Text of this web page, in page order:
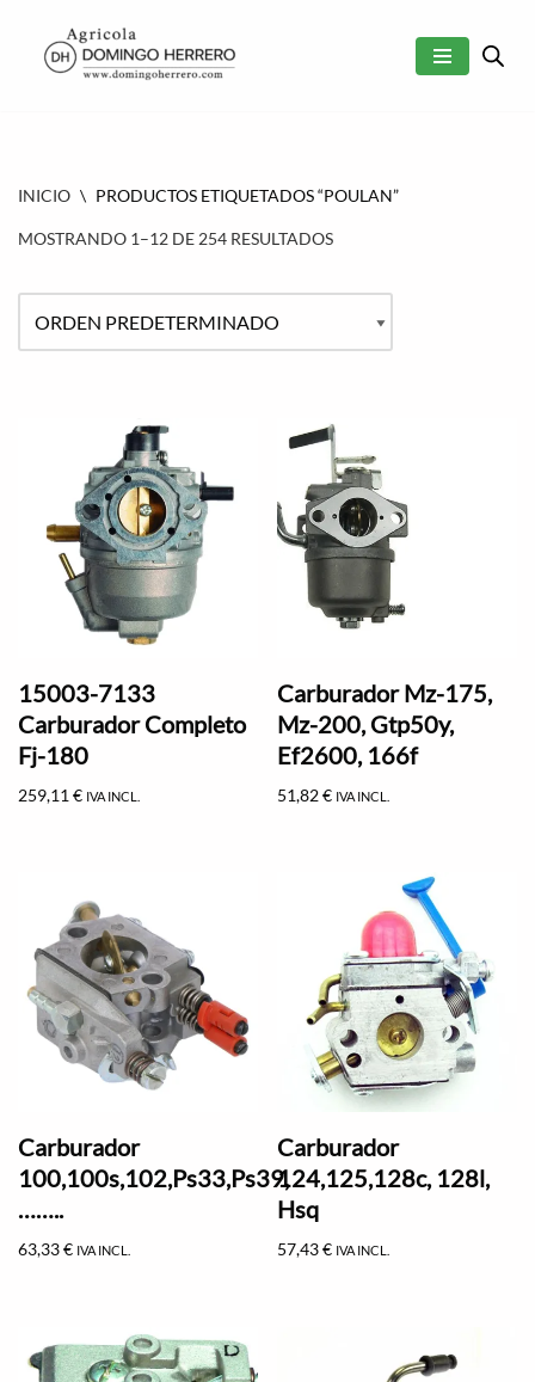
SALTAR
INICIO \ PRODUCTOS ETIQUETADOS “POULAN”
MOSTRANDO 1–12 DE 254 RESULTADOS
15003-7133
Carburador Completo
Fj-180
259,11 € IVA INCL.
Carburador Mz-175,
Mz-200, Gtp50y,
Ef2600, 166f
51,82€ IVA INCL.
Carburador
100,100s,102,Ps33,Ps39,
……..
63,33€ IVA INCL.
Carburador
124,125,128c, 128l,
Hsq
57,43€ IVA INCL.